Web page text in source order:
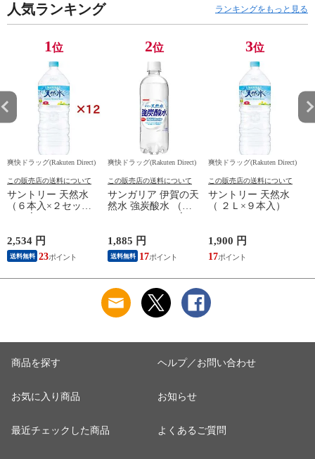
人気ランキング ランキングをもっと見る
1位
爽快ドラッグ(Rakuten Direct)
この販売店の送料について
サントリー 天然水
（６本入×２セット
（１本２Ｌ））
2,534 円
送料無料 23
2位
爽快ドラッグ(Rakuten Direct)
この販売店の送料について
サンガリア 伊賀の天
然水 強炭酸水 （５
００ｍｌ＊２４本
1,885 円
送料無料 17
3位
爽快ドラッグ(Rakuten Direct)
この販売店の送料について
サントリー 天然水
（ ２Ｌ×９本入）
1,900 円
17
商品を探す
お気に入り商品
最近チェックした商品
ヘルプ／お問い合わせ
お知らせ
よくあるご質問